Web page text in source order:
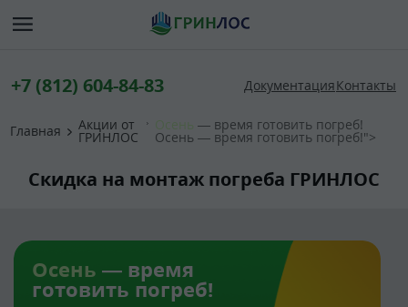
+7 (812) 604-84-83 ДокументацияКонтакты
Главная Акции от
ГРИНЛОС
Осень — время готовить погреб!
Осень — время готовить погреб!">
Скидка на монтаж погреба ГРИНЛОС
Осень — время
готовить погреб!